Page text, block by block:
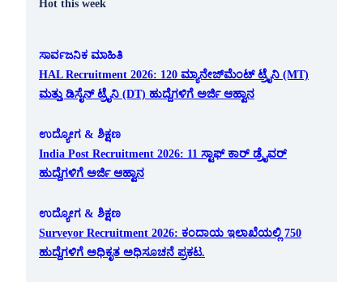
Hot this week
ಸಾರ್ವಜನಿಕ ಮಾಹಿತಿ
HAL Recruitment 2026: 120 ಮ್ಯಾನೇಜ್‌ಮೆಂಟ್ ಟ್ರೈನಿ (MT)
ಮತ್ತು ಡಿಸೈನ್ ಟ್ರೈನಿ (DT) ಹುದ್ದೆಗಳಿಗೆ ಅರ್ಜಿ ಆಹ್ವಾನ
ಉದ್ಯೋಗ & ಶಿಕ್ಷಣ
India Post Recruitment 2026: 11 ಸ್ಟಾಫ್ ಕಾರ್ ಡ್ರೈವರ್
ಹುದ್ದೆಗಳಿಗೆ ಅರ್ಜಿ ಆಹ್ವಾನ
ಉದ್ಯೋಗ & ಶಿಕ್ಷಣ
Surveyor Recruitment 2026: ಕಂದಾಯ ಇಲಾಖೆಯಲ್ಲಿ 750
ಹುದ್ದೆಗಳಿಗೆ ಅಧಿಕೃತ ಅಧಿಸೂಚನೆ ಪ್ರಕಟ.